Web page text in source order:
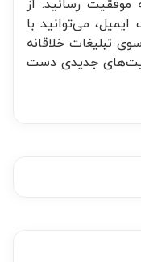
رسانید. از
می‌توانید با
تبلیغات خلاقانه
جدیدی دست